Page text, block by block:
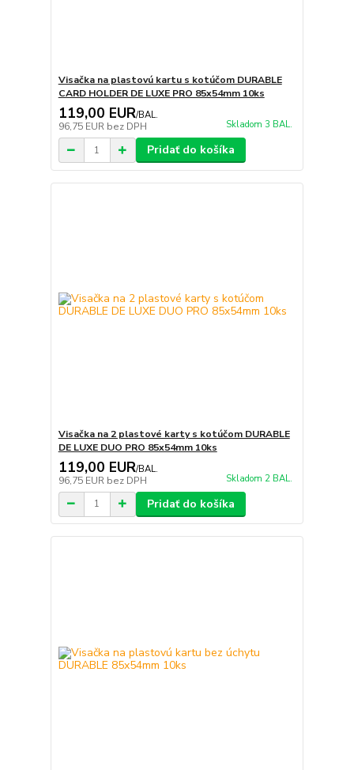
Visačka na plastovú kartu s kotúčom DURABLE
CARD HOLDER DE LUXE PRO 85x54mm 10ks
119,00 EUR/BAL.
96,75 EUR bez DPH Skladom 3 BAL.
Pridať do košíka
Visačka na 2 plastové karty s kotúčom DURABLE
DE LUXE DUO PRO 85x54mm 10ks
119,00 EUR/BAL.
96,75 EUR bez DPH Skladom 2 BAL.
Pridať do košíka